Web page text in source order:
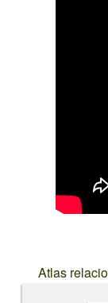
Atlas